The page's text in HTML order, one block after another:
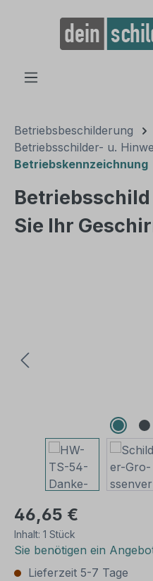
springen
Betriebsbeschilderung
Betriebsschilder- u.
Betriebskennzeichnung
Betriebsschild
Sie Ihr
46,65 €
Inhalt: 1 Stück
Sie benötigen ein
Lieferzeit 5-7 Tage